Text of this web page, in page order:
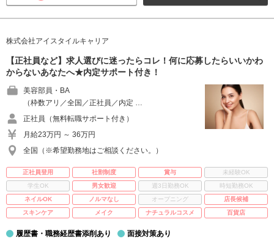
株式会社アイスタイルキャリア
【正社員など】求人選びに迷ったらコレ！何に応募したらいいかわ
からないあなたへ★内定サポート付き！
美容部員・BA
（枠数アリ／全国／正社員／内定 …
正社員（無料転職サポート付き）
月給23万円 ～ 36万円
全国（※希望勤務地はご相談ください。）
正社員登用 社割制度 賞与
未経験OK
学生OK
男女歓迎 週3日勤務OK
時短勤務OK
ネイルOK
ノルマなし オープニング
店長候補
スキンケア
メイク ナチュラルコスメ 百貨店
履歴書・職務経歴書添削あり 面接対策あり